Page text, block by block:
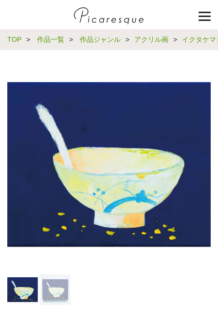
TOP > 作品一覧 > 作品ジャンル > アクリル画 > イクタケマ